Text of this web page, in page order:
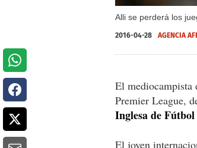
Alli se perderá los
2016-04-28 AGENCIA
El mediocampista
Premier League,
Inglesa de
El joven